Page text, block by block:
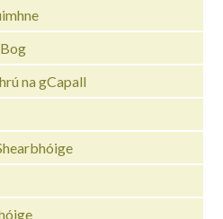
na gCapall